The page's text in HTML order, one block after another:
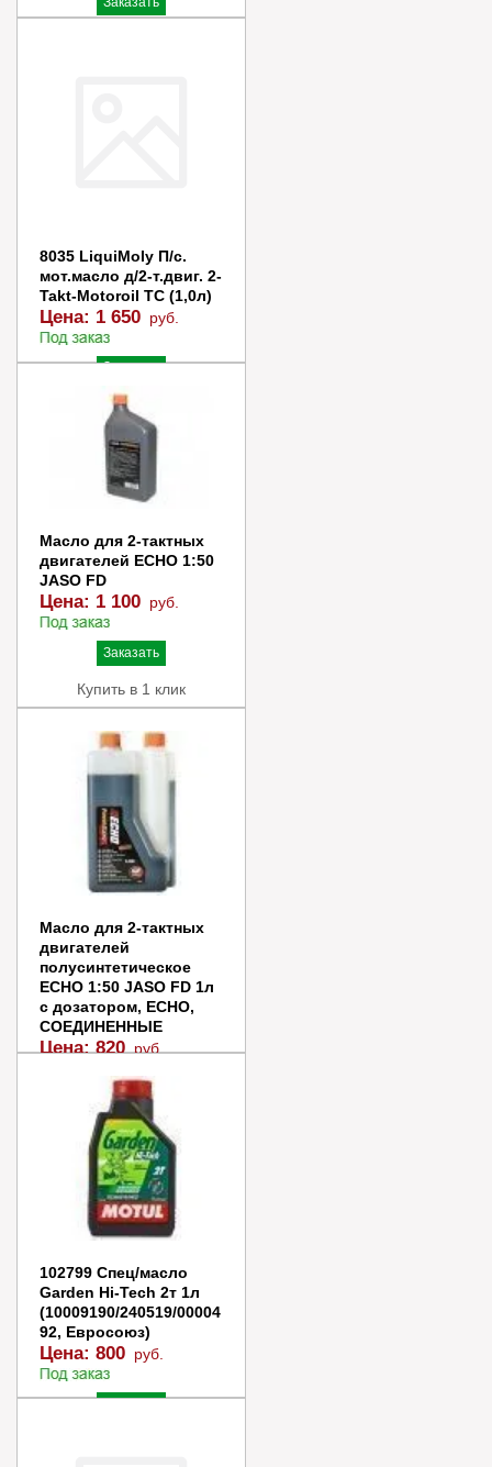
8035 LiquiMoly П/с.
мот.масло д/2-т.двиг. 2-
Takt-Motoroil TC (1,0л)
Цена: 1 650 руб.
Заказать
Купить в 1 клик
Масло для 2-тактных
двигателей ECHO 1:50
JASO FD
Цена: 1 100 руб.
Заказать
Купить в 1 клик
Масло для 2-тактных
двигателей
полусинтетическое
ECHO 1:50 JASO FD 1л
с дозатором, ECHO,
СОЕДИНЕННЫЕ
Цена:820 руб.
Заказать
Купить в 1 клик
102799 Спец/масло
Garden Hi-Tech 2т 1л
(10009190/240519/00004
92, Евросоюз)
Цена: 800 руб.
Заказать